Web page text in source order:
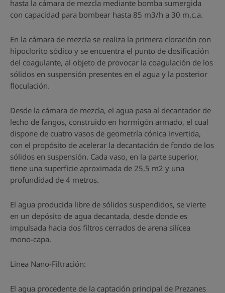
hasta la cámara de mezcla mediante bomba sumergida
con capacidad para bombear hasta 85 m3/h a 30 m.c.a.
En la cámara de mezcla se realiza la primera cloración con
hipoclorito sódico y se encuentra el punto de dosificación
del coagulante, al objeto de provocar la coagulación de los
sólidos en suspensión presentes en el agua y la posterior
floculación.
Desde la cámara de mezcla, el agua pasa al decantador de
lecho de fangos, construido en hormigón armado, el cual
dispone de cuatro vasos de geometría cónica invertida,
con el propósito de acelerar la decantación de fondo de los
sólidos en suspensión. Cada vaso, en la parte superior,
tiene una superficie aproximada de 25,5 m2 y una
profundidad de 4 metros.
El agua producida libre de sólidos suspendidos, se vierte
en un depósito de agua decantada, desde donde es
impulsada hacia dos filtros cerrados de arena silícea
mono-capa.
Linea Nano-Filtración:
El agua procedente de la captación principal de Prezanes